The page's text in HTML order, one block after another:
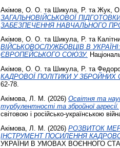
Акімов, О. О. та Шикула, Р. та Жук,
ЗАГАЛЬНОВІЙСЬКОВОЇ
ЗАБЕЗПЕЧЕННЯ НАВЧАЛЬНОГО
Акімов, О. О. та Шикула, Р. та
ВІЙСЬКОВОСЛУЖБОВЦІВ В
ЄВРОПЕЙСЬКОГО СОЮЗУ.
Акімов, О. О. та Шикула, Р. та
КАДРОВОЇ ПОЛІТИКИ У ЗБРОЙНИХ
62-78.
Акімова, Л. М.
(2026) Освітня та
турбулентності та збройної агресії.
світовою і російсько-українською
Акімова, Л. М. (2026) РОЗВИТОК
ІНСТРУМЕНТ ПОСИЛЕННЯ
УКРАЇНИ В УМОВАХ ВОЄННОГО